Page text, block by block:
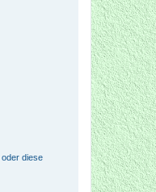
diese